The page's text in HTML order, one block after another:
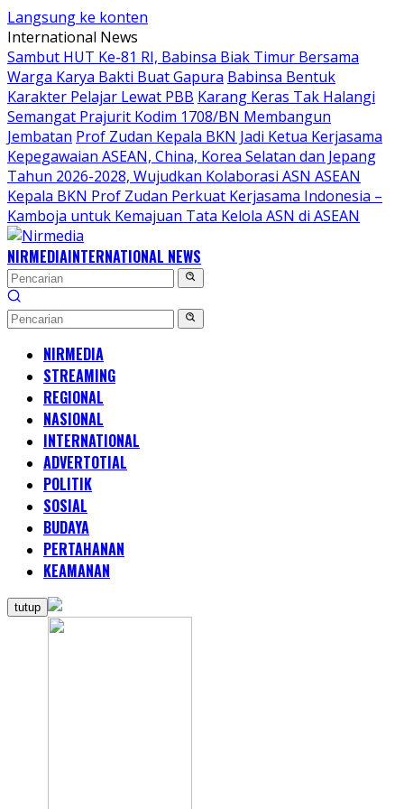
Langsung ke konten
International News
Sambut HUT Ke-81 RI, Babinsa Biak Timur Bersama
Warga Karya Bakti Buat Gapura Babinsa Bentuk
Karakter Pelajar Lewat PBB Karang Keras Tak Halangi
Semangat Prajurit Kodim 1708/BN Membangun
Jembatan Prof Zudan Kepala BKN Jadi Ketua Kerjasama
Kepegawaian ASEAN, China, Korea Selatan dan Jepang
Tahun 2026-2028, Wujudkan Kolaborasi ASN ASEAN
Kepala BKN Prof Zudan Perkuat Kerjasama Indonesia –
Kamboja untuk Kemajuan Tata Kelola ASN di ASEAN
NIRMEDIAINTERNATIONAL NEWS
NIRMEDIA
STREAMING
REGIONAL
NASIONAL
INTERNATIONAL
ADVERTOTIAL
POLITIK
SOSIAL
BUDAYA
PERTAHANAN
KEAMANAN
tutup